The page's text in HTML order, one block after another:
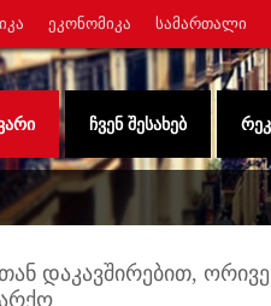
ᲔᲙᲝᲜᲝᲛᲘᲙᲐ ᲡᲐᲛᲐᲠᲗᲐᲚᲘ
ᲩᲕᲔᲜ ᲨᲔᲡᲐᲮᲔᲑ
დაკავშირებით,